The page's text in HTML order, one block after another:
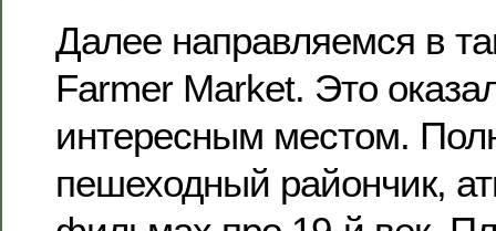
Далее направляемся в
Farmer Market. Это
интересным местом.
пешеходный райончик,